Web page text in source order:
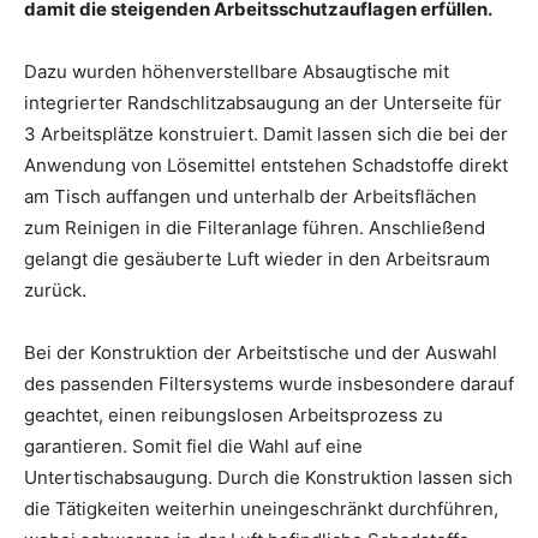
damit die steigenden Arbeitsschutzauflagen erfüllen.
Dazu wurden höhenverstellbare Absaugtische mit
integrierter Randschlitzabsaugung an der Unterseite für
3 Arbeitsplätze konstruiert. Damit lassen sich die bei der
Anwendung von Lösemittel entstehen Schadstoffe direkt
am Tisch auffangen und unterhalb der Arbeitsflächen
zum Reinigen in die Filteranlage führen. Anschließend
gelangt die gesäuberte Luft wieder in den Arbeitsraum
zurück.
Bei der Konstruktion der Arbeitstische und der Auswahl
des passenden Filtersystems wurde insbesondere darauf
geachtet, einen reibungslosen Arbeitsprozess zu
garantieren. Somit fiel die Wahl auf eine
Untertischabsaugung. Durch die Konstruktion lassen sich
die Tätigkeiten weiterhin uneingeschränkt durchführen,